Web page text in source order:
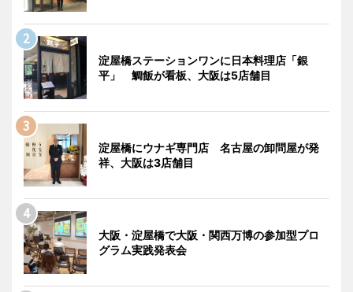
淀屋橋ステーションワンに日本料理店「銀
平」 鯛飯が看板、大阪は5店舗目
淀屋橋にウナギ専門店 名古屋の卸問屋が発
祥、大阪は3店舗目
大阪・淀屋橋で大阪・関西万博の参加型プロ
グラム実践発表会